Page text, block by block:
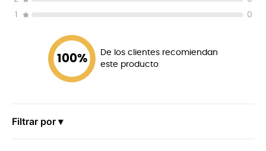
0
100%
De los clientes recomiendan
este producto
Filtrar por ▾